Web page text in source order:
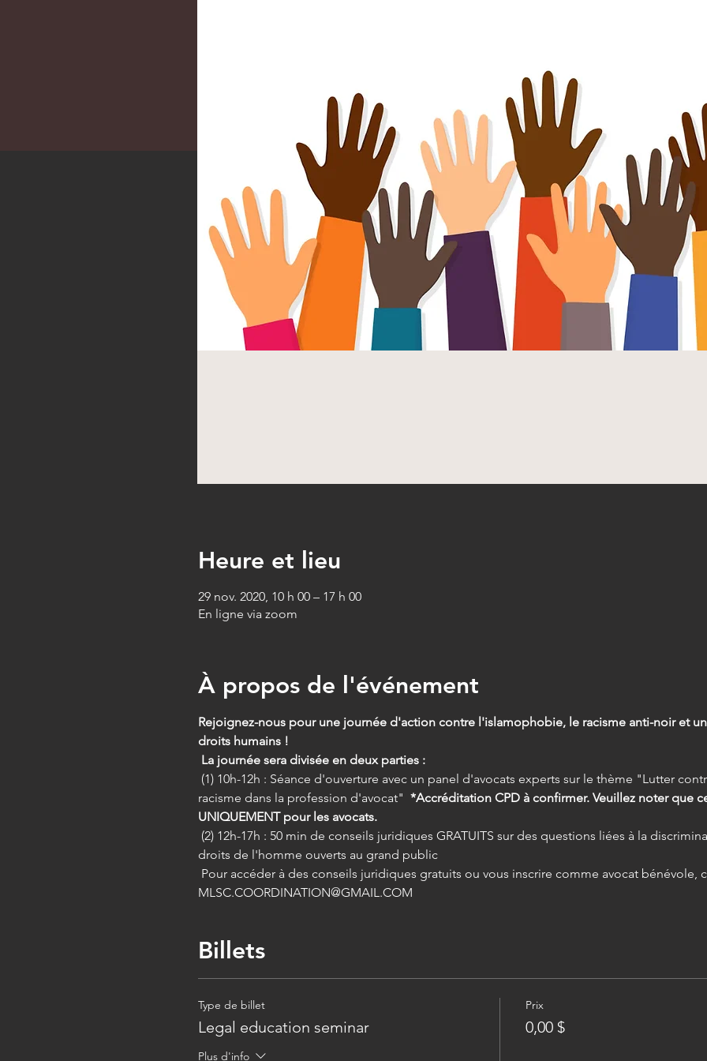
Heure et lieu
29 nov. 2020, 10 h 00 – 17 h 00
En ligne via zoom
À propos de l'événement
Rejoignez-nous pour une journée d'action contre l'islamophobie, le racisme anti-noir et
droits humains !
La journée sera divisée en deux parties :
racisme dans la profession d'avocat" *Accréditation CPD à confirmer. Veuillez noter que
UNIQUEMENT pour les avocats.
droits de l'homme ouverts au grand public
MLSC.COORDINATION@GMAIL.COM
Billets
Type de billet
Legal education seminar
Plus d'info
Prix
0,00 $